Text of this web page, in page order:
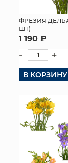
ФРЕЗИЯ
ШТ)
1 190 ₽
- +
В КОРЗИНУ